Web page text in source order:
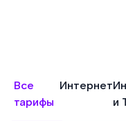
Все
тарифы
Интернет
и